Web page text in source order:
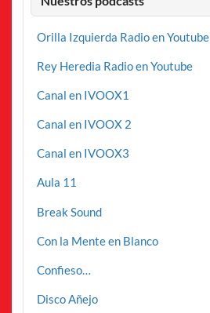
Orilla Izquierda Radio en Youtube
Rey Heredia Radio en Youtube
Canal en IVOOX1
Canal en IVOOX 2
Canal en IVOOX3
Aula 11
Break Sound
Con la Mente en Blanco
Confieso…
Disco Añejo